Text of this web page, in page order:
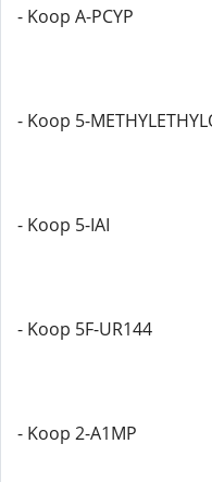
- Koop A-PCYP
- Koop 5-
- Koop 5-IAI
- Koop 5F-UR144
- Koop 2-A1MP